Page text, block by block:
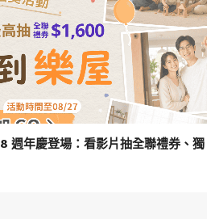
週年慶登場：看影片抽全聯禮券、獨